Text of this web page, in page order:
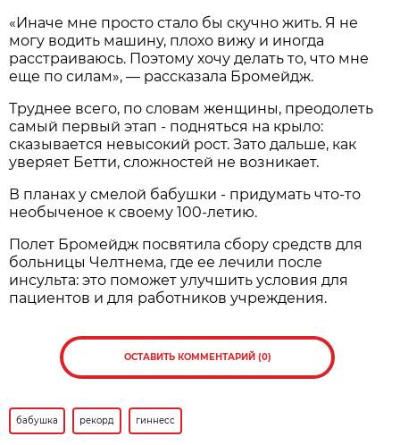
«Иначе мне просто стало бы скучно жить. Я не
могу водить машину, плохо вижу и иногда
расстраиваюсь. Поэтому хочу делать то, что мне
еще по силам», — рассказала Бромейдж.
Труднее всего, по словам женщины, преодолеть
самый первый этап - подняться на крыло:
сказывается невысокий рост. Зато дальше, как
уверяет Бетти, сложностей не возникает.
В планах у смелой бабушки - придумать что-то
необыченое к своему 100-летию.
Полет Бромейдж посвятила сбору средств для
больницы Челтнема, где ее лечили после
инсульта: это поможет улучшить условия для
пациентов и для работников учреждения.
ОСТАВИТЬ КОММЕНТАРИЙ (0)
бабушка рекорд гиннесс